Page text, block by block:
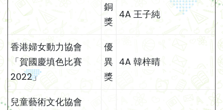
銅
獎
4A 王子純
香港婦女動力協會
「賀國慶填色比賽
2022」
優
異
獎
4A 韓梓晴
兒童藝術文化協會